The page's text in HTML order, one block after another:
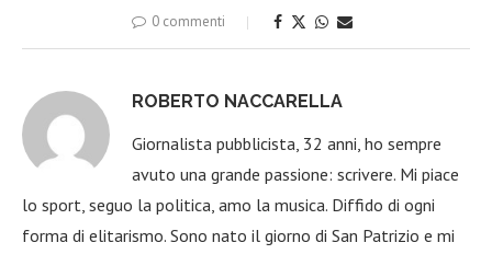
0 commenti
ROBERTO NACCARELLA
Giornalista pubblicista, 32 anni, ho sempre
avuto una grande passione: scrivere. Mi piace
lo sport, seguo la politica, amo la musica. Diffido di ogni
forma di elitarismo. Sono nato il giorno di San Patrizio e mi